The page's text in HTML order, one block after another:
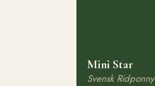
Mini Star
Svensk Ridponny